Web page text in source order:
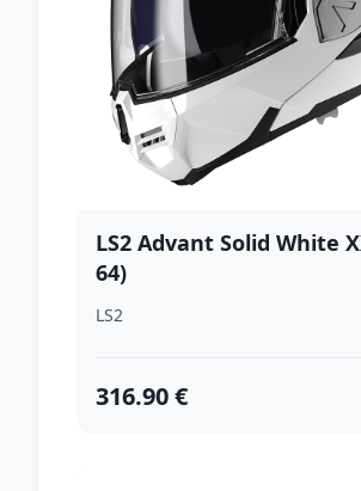
LS2 Advant Solid White
64)
LS2
316.90 €